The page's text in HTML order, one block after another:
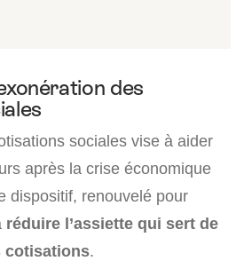
des
sociales vise à aider
après la crise économique
dispositif, renouvelé pour
réduire l’assiette qui sert de
cotisations.